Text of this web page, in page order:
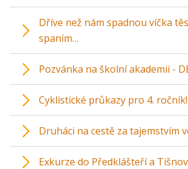
Dříve než nám spadnou víčka
spaním…
Pozvánka na školní akademii -
Cyklistické průkazy pro 4. ročník!
Druháci na cestě za tajemstvím
Exkurze do Předklášteří a